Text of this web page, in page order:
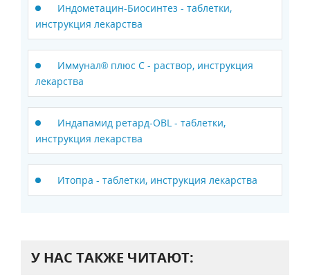
Индометацин-Биосинтез - таблетки,
инструкция лекарства
Иммунал® плюс C - раствор, инструкция
лекарства
Индапамид ретард-OBL - таблетки,
инструкция лекарства
Итопра - таблетки, инструкция лекарства
У НАС ТАКЖЕ ЧИТАЮТ: